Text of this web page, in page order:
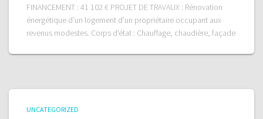
FINANCEMENT : 41 102 € PROJET DE TRAVAUX : Rénovation
énergétique d’un logement d’un propriétaire occupant aux
revenus modestes. Corps d’état : Chauffage, chaudière, façade
UNCATEGORIZED